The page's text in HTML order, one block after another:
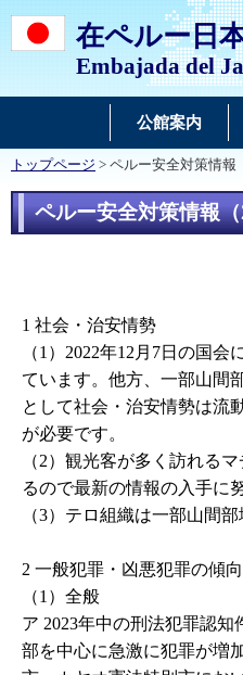
在ペルー日
Embajada del
公館案内
トップページ > ペルー安全対策情報
ペルー安全対策情報
1 社会・治安情勢
（1）2022年12月7日の国
ています。他方、一部山間
として社会・治安情勢は流
が必要です。
（2）観光客が多く訪れる
るので最新の情報の入手に
（3）テロ組織は一部山間
2 一般犯罪・凶悪犯罪の傾向
（1）全般
ア 2023年中の刑法犯罪認
部を中心に急激に犯罪が増